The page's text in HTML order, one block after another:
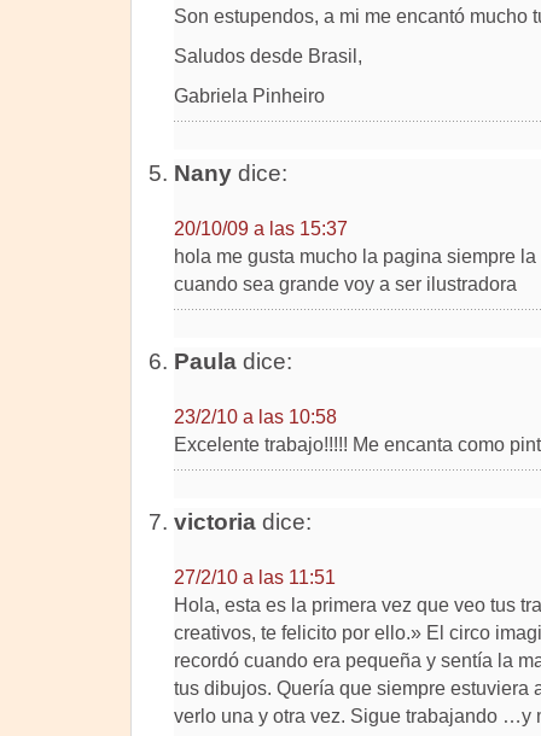
Son estupendos, a mi me encantó mucho
Saludos desde Brasil,
Gabriela Pinheiro
Nanydice:
20/10/09 a las 15:37
hola me gusta mucho la pagina siempre
cuando sea grande voy a ser ilustradora
Pauladice:
23/2/10 a las 10:58
Excelente trabajo!!!!! Me encanta como
victoriadice:
27/2/10 a las 11:51
Hola, esta es la primera vez que veo tus
creativos, te felicito por ello.» El circo
recordó cuando era pequeña y sentía la
tus dibujos. Quería que siempre estuviera
verlo una y otra vez. Sigue trabajando …y